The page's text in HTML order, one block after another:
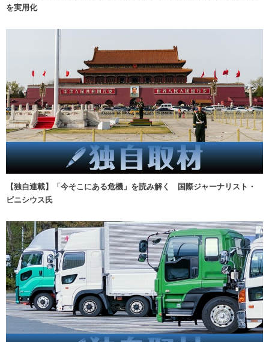
を実用化
【独自連載】「今そこにある危機」を読み解く 国際ジャーナリスト・
ビニシウス氏